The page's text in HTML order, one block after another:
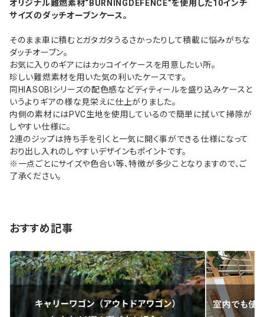
オリジナル難燃素材“BURNINGDEFENCE”を使用した10インチ
サイズのダッチオーブンケース。
そのまま車に積むとガタガタうるさかったりして積載に悩みがちな
ダッチオーブン。
お気に入りのギアにはカッコイイケースを用意したい所。
珍しい難燃素材を用いた気の利いたケースです。
同HIASOBIシリーズの配色感などディティールを盛り込みケースと
いうよりギアの様な見栄えに仕上がりました。
内側の素材にはPVC生地を使用しているので簡単に拭いて掃除が
しやすい仕様に。
2連のジップは持ち手を引くと一気に開く事ができる仕様になって
おり出し入れのしやすいデザインもポイントです。
※一点ごとにサイズや色合い等、特徴が多少ことなりますので、ご
了承ください。
おすすめ記事